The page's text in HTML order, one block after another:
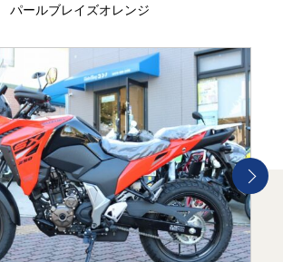
パールブレイズオレンジ